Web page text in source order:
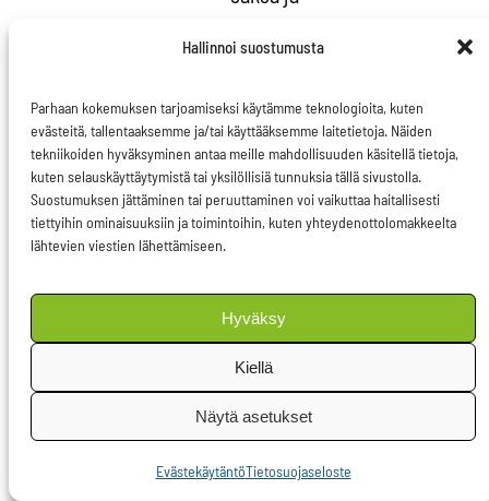
Hallinnoi suostumusta
Parhaan kokemuksen tarjoamiseksi käytämme teknologioita, kuten
evästeitä, tallentaaksemme ja/tai käyttääksemme laitetietoja. Näiden
tekniikoiden hyväksyminen antaa meille mahdollisuuden käsitellä tietoja,
kuten selauskäyttäytymistä tai yksilöllisiä tunnuksia tällä sivustolla.
Suostumuksen jättäminen tai peruuttaminen voi vaikuttaa haitallisesti
tiettyihin ominaisuuksiin ja toimintoihin, kuten yhteydenottolomakkeelta
lähtevien viestien lähettämiseen.
Hyväksy
Kiellä
Näytä asetukset
EvästekäytäntöTietosuojaseloste
alkeet
Julkaistut
artikkelit
Mitä
Aho
tarkoittaa,
Savukeidas,
2010
Making
Green